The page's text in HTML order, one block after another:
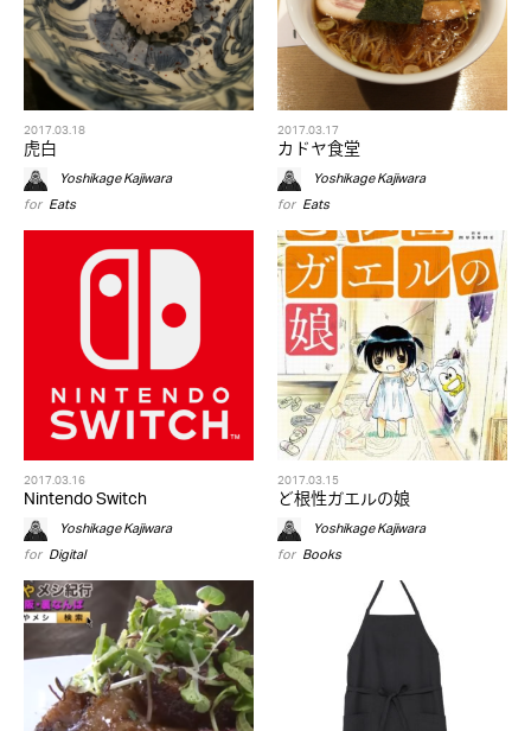
2017.03.18
虎白
Yoshikage Kajiwara
for Eats
2017.03.17
カドヤ食堂
Yoshikage Kajiwara
for Eats
2017.03.16
Nintendo Switch
Yoshikage Kajiwara
for Digital
2017.03.15
ど根性ガエルの娘
Yoshikage Kajiwara
for Books